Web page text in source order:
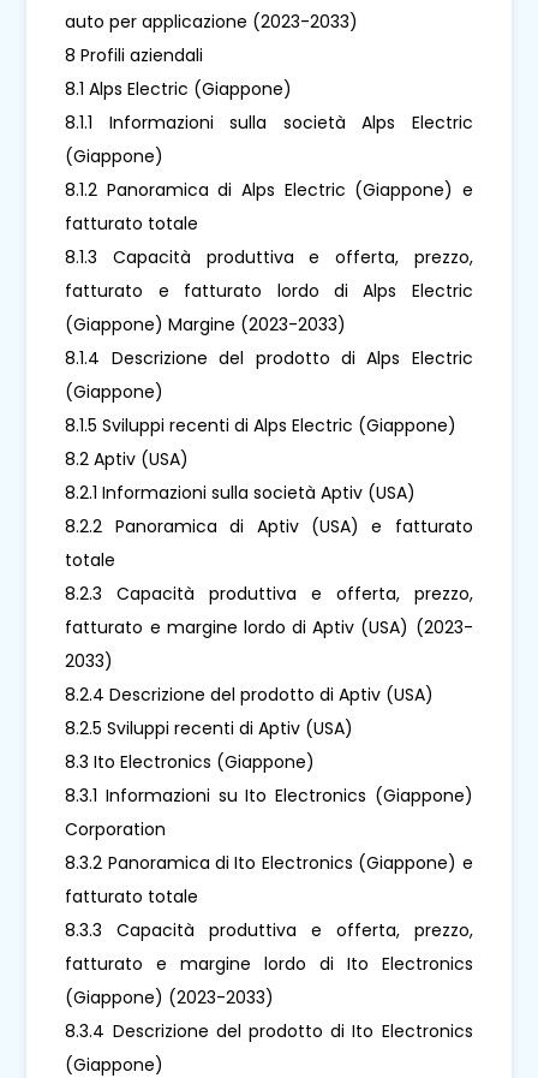
auto per applicazione (2023-2033)
8 Profili aziendali
8.1 Alps Electric (Giappone)
8.1.1 Informazioni sulla società Alps Electric
(Giappone)
8.1.2 Panoramica di Alps Electric (Giappone) e
fatturato totale
8.1.3 Capacità produttiva e offerta, prezzo,
fatturato e fatturato lordo di Alps Electric
(Giappone) Margine (2023-2033)
8.1.4 Descrizione del prodotto di Alps Electric
(Giappone)
8.1.5 Sviluppi recenti di Alps Electric (Giappone)
8.2 Aptiv (USA)
8.2.1 Informazioni sulla società Aptiv (USA)
8.2.2 Panoramica di Aptiv (USA) e fatturato
totale
8.2.3 Capacità produttiva e offerta, prezzo,
fatturato e margine lordo di Aptiv (USA) (2023-
2033)
8.2.4 Descrizione del prodotto di Aptiv (USA)
8.2.5 Sviluppi recenti di Aptiv (USA)
8.3 Ito Electronics (Giappone)
8.3.1 Informazioni su Ito Electronics (Giappone)
Corporation
8.3.2 Panoramica di Ito Electronics (Giappone) e
fatturato totale
8.3.3 Capacità produttiva e offerta, prezzo,
fatturato e margine lordo di Ito Electronics
(Giappone) (2023-2033)
8.3.4 Descrizione del prodotto di Ito Electronics
(Giappone)